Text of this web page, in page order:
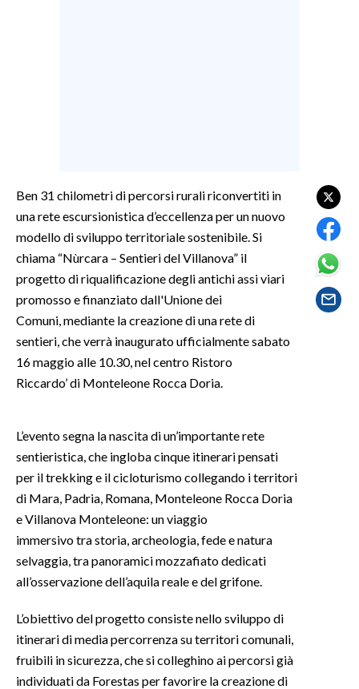
GOSSIP
SALUTE
SARDEGNA TURISMO
SARDI NEL MONDO
NOTIZIE
EVENTI
3 MINUTI CON
INSULARITÀ
INFO AZIENDE
ABBONATI
ANNUNCI
PUBBLICITÀ
SPIAGGE
STORE
Ben 31 chilometri di percorsi rurali riconvertiti in
una rete escursionistica d’eccellenza per un nuovo
modello di sviluppo territoriale sostenibile. Si
chiama “Nùrcara – Sentieri del Villanova” il
progetto di riqualificazione degli antichi assi viari
promosso e finanziato dall'Unione dei
Comuni, mediante la creazione di una rete di
sentieri, che verrà inaugurato ufficialmente sabato
16 maggio alle 10.30, nel centro Ristoro
Riccardo’ di Monteleone Rocca Doria.
L’evento segna la nascita di un’importante rete
sentieristica, che ingloba cinque itinerari pensati
per il trekking e il cicloturismo collegando i territori
di Mara, Padria, Romana, Monteleone Rocca Doria
e Villanova Monteleone: un viaggio
immersivo tra storia, archeologia, fede e natura
selvaggia, tra panoramici mozzafiato dedicati
all’osservazione dell’aquila reale e del grifone.
L’obiettivo del progetto consiste nello sviluppo di
itinerari di media percorrenza su territori comunali,
fruibili in sicurezza, che si colleghino ai percorsi già
individuati da Forestas per favorire la creazione di